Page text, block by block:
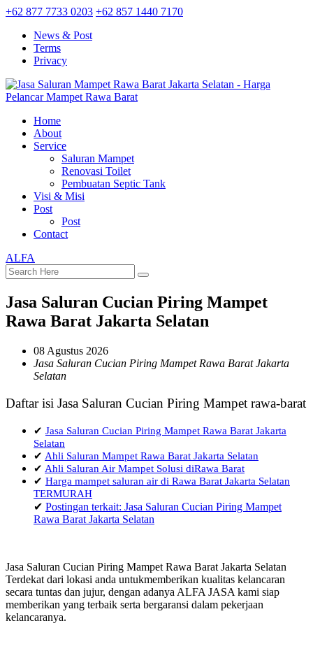
+62 877 7733 0203 +62 857 1440 7170
News & Post
Terms
Privacy
Home
About
Service
Saluran Mampet
Renovasi Toilet
Pembuatan Septic Tank
Visi & Misi
Post
Post
Contact
ALFA
Jasa Saluran Cucian Piring Mampet
Rawa Barat Jakarta Selatan
08 Agustus 2026
Jasa Saluran Cucian Piring Mampet Rawa Barat Jakarta
Selatan
Daftar isi Jasa Saluran Cucian Piring Mampet rawa-barat
✔ Jasa Saluran Cucian Piring Mampet Rawa Barat Jakarta
Selatan
✔ Ahli Saluran Mampet Rawa Barat Jakarta Selatan
✔ Ahli Saluran Air Mampet Solusi diRawa Barat
✔ Harga mampet saluran air di Rawa Barat Jakarta Selatan
TERMURAH
✔ Postingan terkait: Jasa Saluran Cucian Piring Mampet
Rawa Barat Jakarta Selatan
Jasa Saluran Cucian Piring Mampet Rawa Barat Jakarta Selatan
Terdekat dari lokasi anda untukmemberikan kualitas kelancaran
secara tuntas dan jujur, dengan adanya ALFA JASA kami siap
memberikan yang terbaik serta bergaransi dalam pekerjaan
kelancaranya.